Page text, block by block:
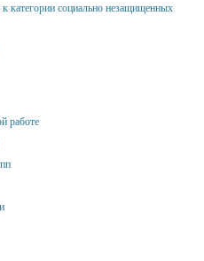
категории социально незащищенных
работе